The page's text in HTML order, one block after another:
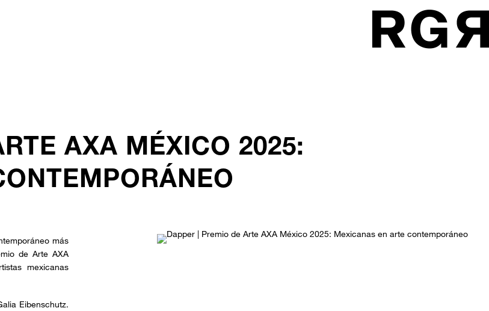
AXA MÉXICO 2025:
más
de Arte AXA
mexicanas
Eibenschutz.